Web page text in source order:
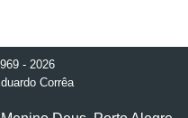
- 2026
Corrêa